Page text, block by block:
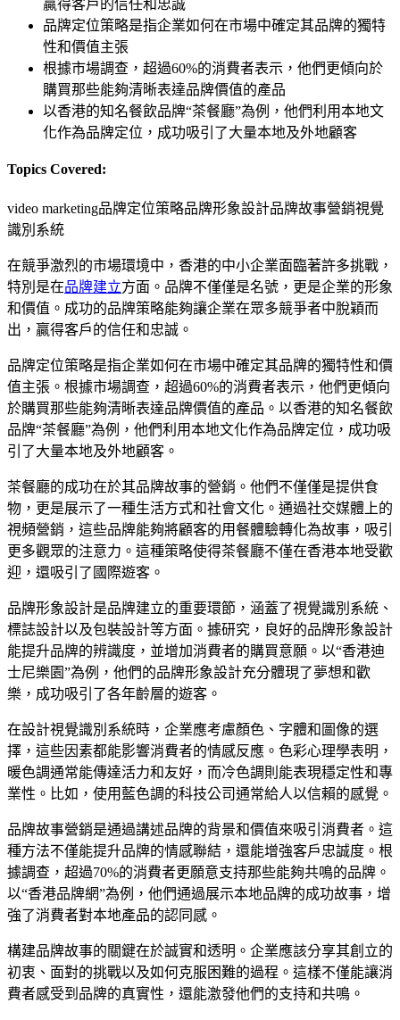
贏得客戶的信任和忠誠
品牌定位策略是指企業如何在市場中確定其品牌的獨特
性和價值主張
根據市場調查，超過60%的消費者表示，他們更傾向於
購買那些能夠清晰表達品牌價值的產品
以香港的知名餐飲品牌“茶餐廳”為例，他們利用本地文
化作為品牌定位，成功吸引了大量本地及外地顧客
Topics Covered:
video marketing品牌定位策略品牌形象設計品牌故事營銷視覺
識別系統
在競爭激烈的市場環境中，香港的中小企業面臨著許多挑戰，
特別是在品牌建立方面。品牌不僅僅是名號，更是企業的形象
和價值。成功的品牌策略能夠讓企業在眾多競爭者中脫穎而
出，贏得客戶的信任和忠誠。
品牌定位策略是指企業如何在市場中確定其品牌的獨特性和價
值主張。根據市場調查，超過60%的消費者表示，他們更傾向
於購買那些能夠清晰表達品牌價值的產品。以香港的知名餐飲
品牌“茶餐廳”為例，他們利用本地文化作為品牌定位，成功吸
引了大量本地及外地顧客。
茶餐廳的成功在於其品牌故事的營銷。他們不僅僅是提供食
物，更是展示了一種生活方式和社會文化。通過社交媒體上的
視頻營銷，這些品牌能夠將顧客的用餐體驗轉化為故事，吸引
更多觀眾的注意力。這種策略使得茶餐廳不僅在香港本地受歡
迎，還吸引了國際遊客。
品牌形象設計是品牌建立的重要環節，涵蓋了視覺識別系統、
標誌設計以及包裝設計等方面。據研究，良好的品牌形象設計
能提升品牌的辨識度，並增加消費者的購買意願。以“香港迪
士尼樂園”為例，他們的品牌形象設計充分體現了夢想和歡
樂，成功吸引了各年齡層的遊客。
在設計視覺識別系統時，企業應考慮顏色、字體和圖像的選
擇，這些因素都能影響消費者的情感反應。色彩心理學表明，
暖色調通常能傳達活力和友好，而冷色調則能表現穩定性和專
業性。比如，使用藍色調的科技公司通常給人以信賴的感覺。
品牌故事營銷是通過講述品牌的背景和價值來吸引消費者。這
種方法不僅能提升品牌的情感聯結，還能增強客戶忠誠度。根
據調查，超過70%的消費者更願意支持那些能夠共鳴的品牌。
以“香港品牌網”為例，他們通過展示本地品牌的成功故事，增
強了消費者對本地產品的認同感。
構建品牌故事的關鍵在於誠實和透明。企業應該分享其創立的
初衷、面對的挑戰以及如何克服困難的過程。這樣不僅能讓消
費者感受到品牌的真實性，還能激發他們的支持和共鳴。